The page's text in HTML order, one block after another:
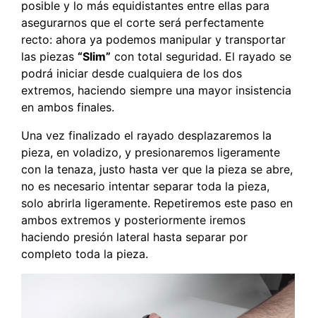
posible y lo más equidistantes entre ellas para
asegurarnos que el corte será perfectamente
recto: ahora ya podemos manipular y transportar
las piezas “Slim” con total seguridad. El rayado se
podrá iniciar desde cualquiera de los dos
extremos, haciendo siempre una mayor insistencia
en ambos finales.
Una vez finalizado el rayado desplazaremos la
pieza, en voladizo, y presionaremos ligeramente
con la tenaza, justo hasta ver que la pieza se abre,
no es necesario intentar separar toda la pieza,
solo abrirla ligeramente. Repetiremos este paso en
ambos extremos y posteriormente iremos
haciendo presión lateral hasta separar por
completo toda la pieza.